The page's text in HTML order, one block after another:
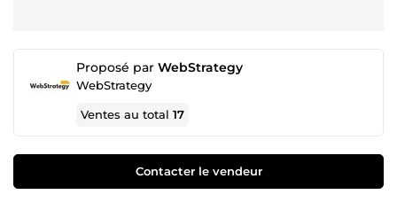
Proposé par WebStrategy
WebStrategy
Ventes au total17
Contacter le vendeur